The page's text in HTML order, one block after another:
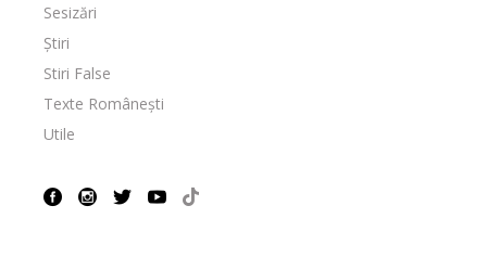
Sesizări
Știri
Stiri False
Texte Românești
Utile